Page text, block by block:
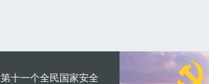
第十一个全民国家安全